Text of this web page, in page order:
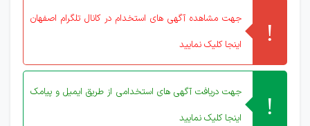
جهت مشاهده آگهی های استخدام در کانال تلگرام اصفهان
اینجا کلیک نمایید
جهت دریافت آگهی های استخدامی از طریق ایمیل و پیامک
اینجا کلیک نمایید